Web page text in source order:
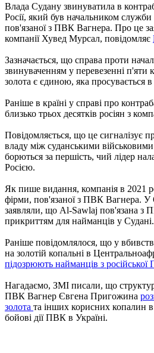
Влада Судану звинуватила в
Росії, який був начальником
пов'язаної з ПВК Вагнера. Про це
компанії Хувед Мурсал, повідомляє
Зазначається, що справа проти
звинуваченням у перевезенні п'яти
золота є єдиною, яка просувається в
Раніше в країні у справі про
близько трьох десятків росіян з
Повідомляється, що це сигналізує
владу між суданськими
борються за першість, чий лідер
Росією.
Як пише видання, компанія в 2021
фірми, пов'язаної з ПВК Вагнера. У
заявляли, що Al-Sawlaj пов'язана з
прикриттям для найманців у Судані.
Раніше повідомлялося, що у
на золотій копальні в
підозрюють найманців з
Нагадаємо, ЗМІ писали, що
ПВК Вагнер Євгена Пригожина
золота та інших корисних копалин
бойові дії ПВК в Україні.